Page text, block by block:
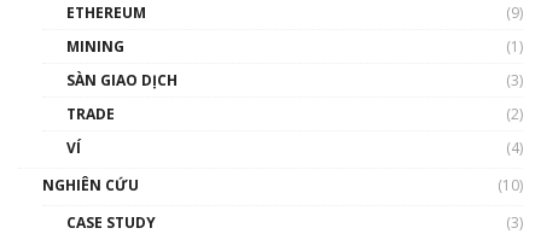
thống & Crypto qua các cuộc chiến | Phổ cập
ETHEREUM
(9)
MINING
(1)
SÀN GIAO DỊCH
(3)
TRADE
(2)
VÍ
(4)
NGHIÊN CỨU
(10)
CASE STUDY
(3)